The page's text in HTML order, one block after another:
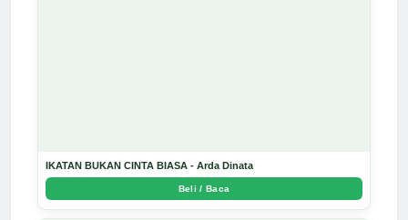
IKATAN BUKAN CINTA BIASA - Arda Dinata
Beli / Baca